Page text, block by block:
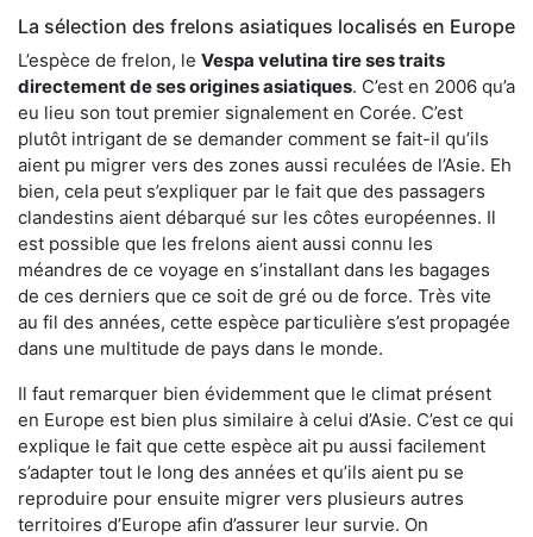
La sélection des frelons asiatiques localisés en Europe
L’espèce de frelon, le Vespa velutina tire ses traits
directement de ses origines asiatiques. C’est en 2006 qu’a
eu lieu son tout premier signalement en Corée. C’est
plutôt intrigant de se demander comment se fait-il qu’ils
aient pu migrer vers des zones aussi reculées de l’Asie. Eh
bien, cela peut s’expliquer par le fait que des passagers
clandestins aient débarqué sur les côtes européennes. Il
est possible que les frelons aient aussi connu les
méandres de ce voyage en s’installant dans les bagages
de ces derniers que ce soit de gré ou de force. Très vite
au fil des années, cette espèce particulière s’est propagée
dans une multitude de pays dans le monde.
Il faut remarquer bien évidemment que le climat présent
en Europe est bien plus similaire à celui d’Asie. C’est ce qui
explique le fait que cette espèce ait pu aussi facilement
s’adapter tout le long des années et qu’ils aient pu se
reproduire pour ensuite migrer vers plusieurs autres
territoires d’Europe afin d’assurer leur survie. On